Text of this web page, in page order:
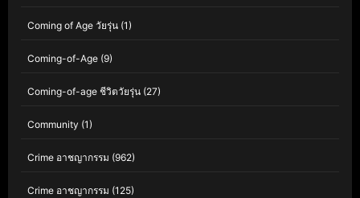
Coming of Age วัยรุ่น (1)
Coming-of-Age (9)
Coming-of-age ชีวิตวัยรุ่น (27)
Community (1)
Crime อาชญากรรม (962)
Crime อาชญากรรม (125)